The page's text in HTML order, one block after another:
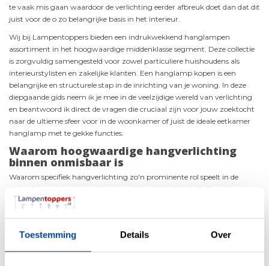
Toestemming Details Over
te vaak mis gaan waardoor de verlichting eerder afbreuk doet dan dat dit
juist voor de o zo belangrijke basis in het interieur.
Wij bij Lampentoppers bieden een indrukwekkend hanglampen
assortiment in het hoogwaardige middenklasse segment. Deze collectie
is zorgvuldig samengesteld voor zowel particuliere huishoudens als
interieurstylisten en zakelijke klanten. Een hanglamp kopen is een
belangrijke en structurele stap in de inrichting van je woning. In deze
diepgaande gids neem ik je mee in de veelzijdige wereld van verlichting
en beantwoord ik direct de vragen die cruciaal zijn voor jouw zoektocht
naar de ultieme sfeer voor in de woonkamer of juist de ideale eetkamer
hanglamp met te gekke functies.
Waarom hoogwaardige hangverlichting
binnen onmisbaar is
Waarom specifiek hangverlichting zo'n prominente rol speelt in de
hedendaagse interieurarchitectuur, dat zal ik je hier duidelijk uitleggen.
Het antwoord is verrassend simpel: het fungeert als het optische en
karakter. Lampen hangend boven een robuust
of een
stijlvolleeetkamertafeldie trekken direct de aandacht en zijn hierdoor een